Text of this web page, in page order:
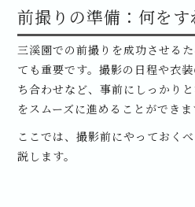
前撮りの準備：何をす
三溪園での前撮りを成功させる
ても重要です。撮影の日程や衣
ち合わせなど、事前にしっかり
をスムーズに進めることができま
ここでは、撮影前にやっておく
説します。